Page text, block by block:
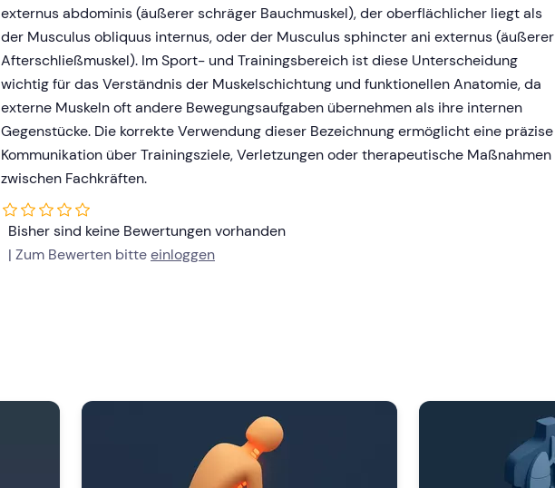
externus abdominis (äußerer schräger Bauchmuskel), der oberflächlicher liegt als
der Musculus obliquus internus, oder der Musculus sphincter ani externus (äußerer
Afterschließmuskel). Im Sport- und Trainingsbereich ist diese Unterscheidung
wichtig für das Verständnis der Muskelschichtung und funktionellen Anatomie, da
externe Muskeln oft andere Bewegungsaufgaben übernehmen als ihre internen
Gegenstücke. Die korrekte Verwendung dieser Bezeichnung ermöglicht eine präzise
Kommunikation über Trainingsziele, Verletzungen oder therapeutische Maßnahmen
zwischen Fachkräften.
Bisher sind keine Bewertungen vorhanden
| Zum Bewerten bitteeinloggen